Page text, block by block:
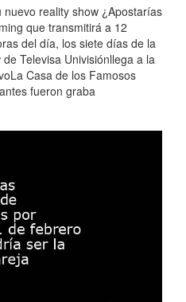
reality show ¿Apostarías
que transmitirá a 12
del día, los siete días de la
Televisa Univisiónllega a la
Casa de los Famosos
fueron graba